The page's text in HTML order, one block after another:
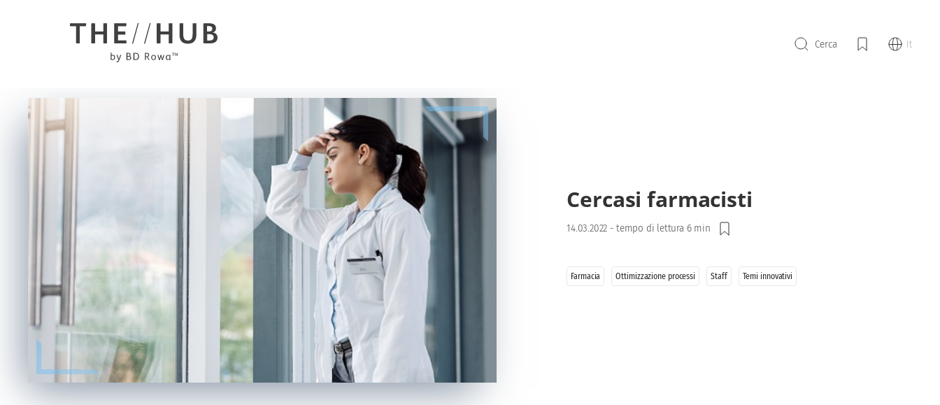
Cerca It
Cercasi farmacisti
14.03.2022 - tempo di lettura 6 min
Farmacia Ottimizzazione processi Staff Temi innovativi